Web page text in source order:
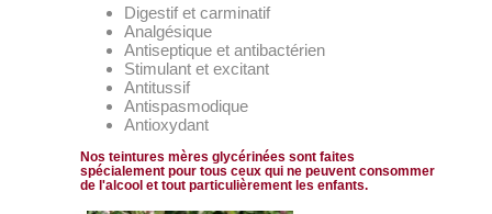
Digestif et carminatif
Analgésique
Antiseptique et antibactérien
Stimulant et excitant
Antitussif
Antispasmodique
Antioxydant
Nos teintures mères glycérinées sont faites
spécialement pour tous ceux qui ne peuvent consommer
de l'alcool et tout particulièrement les enfants.